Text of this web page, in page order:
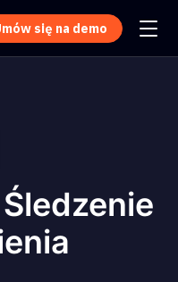
się na demo